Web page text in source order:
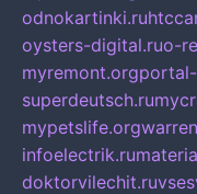
odnokartinki.ru
oysters-digital.ruo-
myremont.org
superdeutsch.ru
mypetslife.org
infoelectrik.ru
doktorvilechit.ru